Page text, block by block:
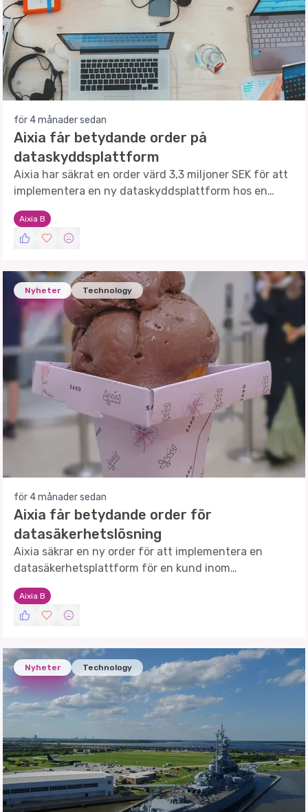
för 4 månader sedan
Aixia får betydande order på
dataskyddsplattform
Aixia har säkrat en order värd 3,3 miljoner SEK för att
implementera en ny dataskyddsplattform hos en
kund inom finanssektorn.
Aixia B
Nyheter Technology
för 4 månader sedan
Aixia får betydande order för
datasäkerhetslösning
Aixia säkrar en ny order för att implementera en
datasäkerhetsplattform för en kund inom
finanssektorn.
Aixia B
Nyheter Technology